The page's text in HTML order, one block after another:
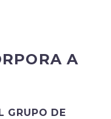
A
GRUPO DE